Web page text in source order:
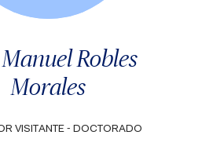
Manuel Robles
Morales
VISITANTE - DOCTORADO